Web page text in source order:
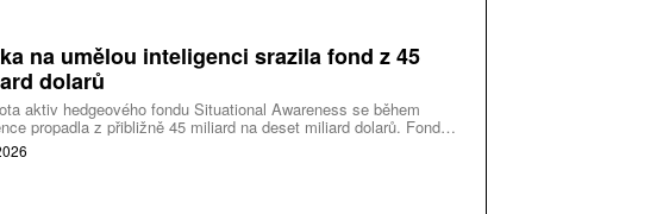
na umělou inteligenci srazila fond z 45
dolarů
aktiv hedgeového fondu Situational Awareness se během
propadla z přibližně 45 miliard na deset miliard dolarů. Fond
výzkumníka OpenAI Leopold Aschenbrenner zasáhl pokles
akcií, vysoké využití vypůjčených peněz a následné